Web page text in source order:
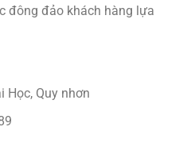
đông đảo khách hàng lựa
Học, Quy nhơn